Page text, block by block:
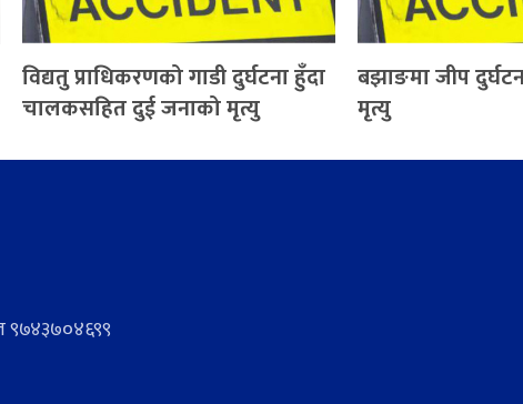
विद्यतु प्राधिकरणको गाडी दुर्घटना हुँदा
चालकसहित दुई जनाको मृत्यु
बझाङमा जीप
मृत्यु